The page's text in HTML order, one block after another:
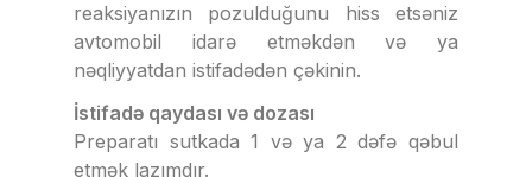
reaksiyanızın pozulduğunu hiss etsəniz
avtomobil idarə etməkdən və ya
nəqliyyatdan istifadədən çəkinin.
İstifadə qaydası və dozası
Preparatı sutkada 1 və ya 2 dəfə qəbul
etmək lazımdır.